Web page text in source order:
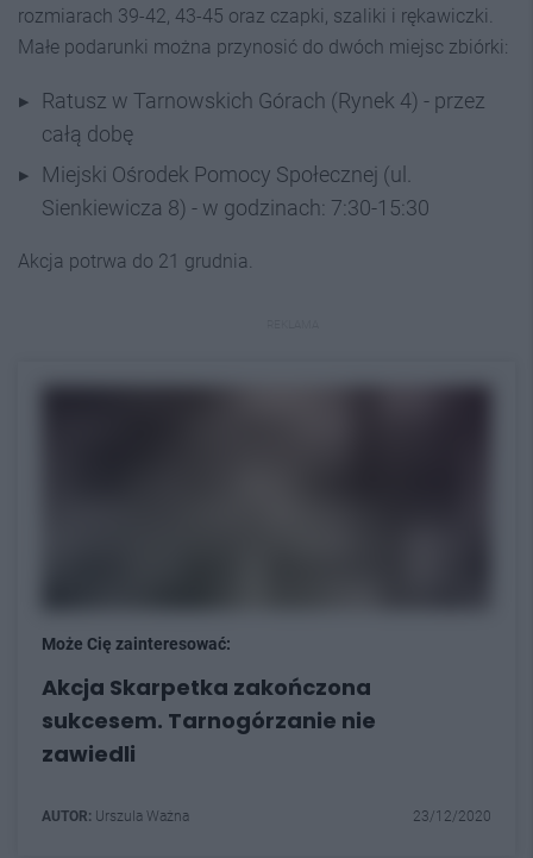
rozmiarach 39-42, 43-45 oraz czapki, szaliki i rękawiczki.
Małe podarunki można przynosić do dwóch miejsc zbiórki:
Ratusz w Tarnowskich Górach (Rynek 4) - przez
całą dobę
Miejski Ośrodek Pomocy Społecznej (ul.
Sienkiewicza 8) - w godzinach: 7:30-15:30
Akcja potrwa do 21 grudnia.
Może Cię zainteresować:
Akcja Skarpetka zakończona
sukcesem. Tarnogórzanie nie
zawiedli
AUTOR: Urszula Ważna 23/12/2020